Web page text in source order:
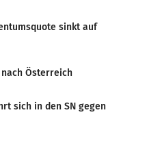
sinkt auf
Österreich
sich in den SN gegen